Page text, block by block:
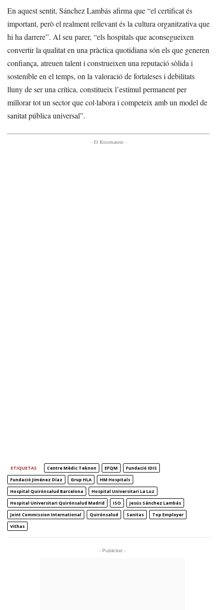
En aquest sentit, Sánchez Lambás afirma que “el certificat és
important, però el realment rellevant és la cultura organitzativa que
hi ha darrere”. Al seu parer, “els hospitals que aconsegueixen
convertir la qualitat en una pràctica quotidiana són els que generen
confiança, atreuen talent i construeixen una reputació sòlida i
sostenible en el temps, on la valoració de fortaleses i debilitats
lluny de ser una crítica, constitueix l’estímul permanent per
millorar tot un sector que col·labora i competeix amb un model de
sanitat pública universal”.
- Et Recomanem -
ETIQUETAS Centre Mèdic Teknon EFQM
Fundació IDIS
Fundació Jiménez Díaz
Grup HLA
HM Hospitals
Hospital Quirónsalud Barcelona
Hospital Universitari La Luz
Hospital Universitari Quirónsalud Madrid
ISO
Jesús Sánchez Lambás
Joint Commission International
Quirónsalud Sanitas
Top Employer
Vithas
- Publicitat -